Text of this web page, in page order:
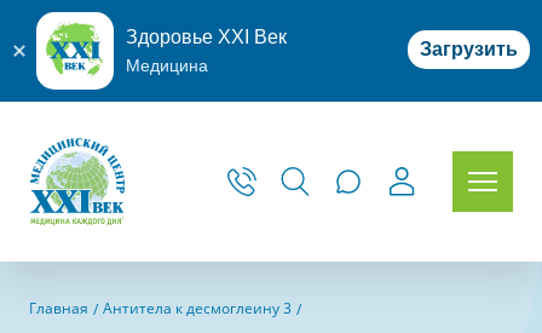
Здоровье XXI Век
Медицина
Загрузить
Главная Антитела к десмоглеину 3